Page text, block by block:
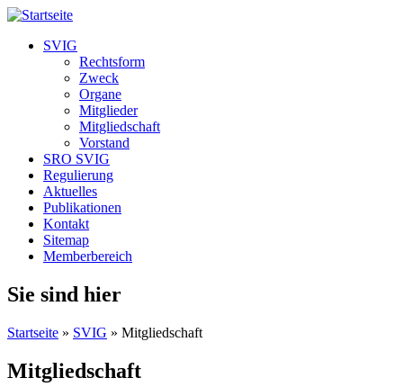
SVIG
Rechtsform
Zweck
Organe
Mitglieder
Mitgliedschaft
Vorstand
SRO SVIG
Regulierung
Aktuelles
Publikationen
Kontakt
Sitemap
Memberbereich
Sie sind hier
Startseite » SVIG » Mitgliedschaft
Mitgliedschaft